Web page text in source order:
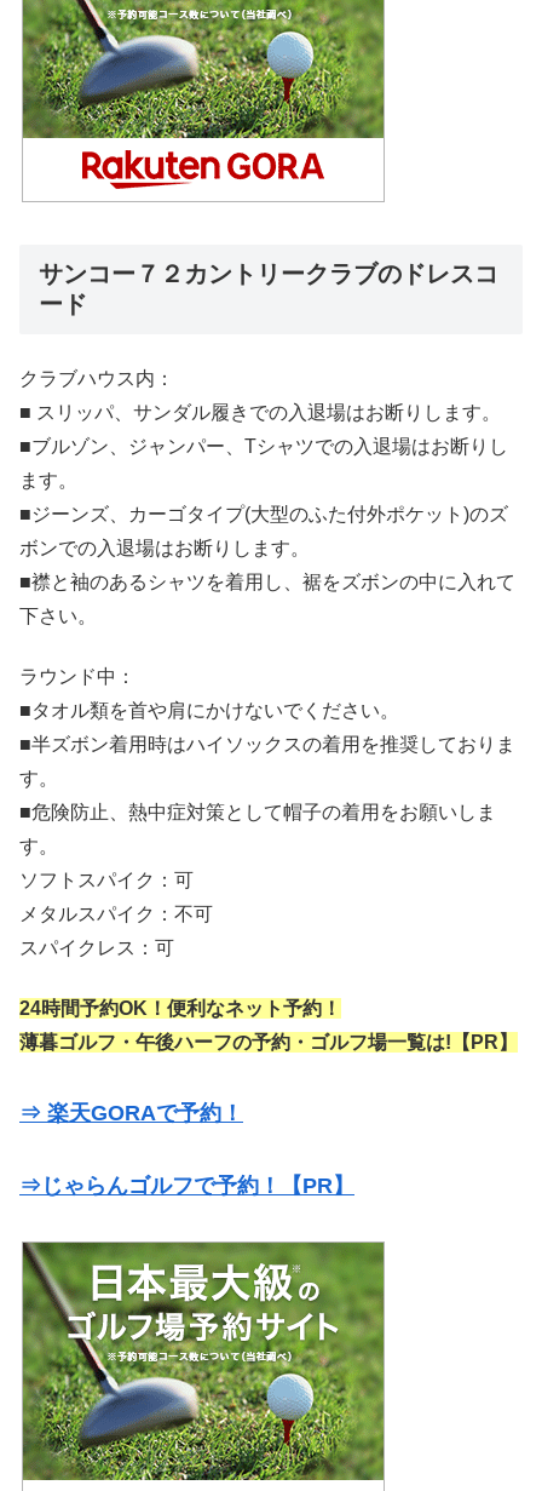
サンコー７２カントリークラブのドレスコ
ード
クラブハウス内：
■ スリッパ、サンダル履きでの入退場はお断りします。
■ブルゾン、ジャンパー、Tシャツでの入退場はお断りし
ます。
■ジーンズ、カーゴタイプ(大型のふた付外ポケット)のズ
ボンでの入退場はお断りします。
■襟と袖のあるシャツを着用し、裾をズボンの中に入れて
下さい。
ラウンド中：
■タオル類を首や肩にかけないでください。
■半ズボン着用時はハイソックスの着用を推奨しておりま
す。
■危険防止、熱中症対策として帽子の着用をお願いしま
す。
ソフトスパイク：可
メタルスパイク：不可
スパイクレス：可
24時間予約OK！便利なネット予約！
薄暮ゴルフ・午後ハーフの予約・ゴルフ場一覧は!【PR】
⇒ 楽天GORAで予約！
⇒じゃらんゴルフで予約！【PR】